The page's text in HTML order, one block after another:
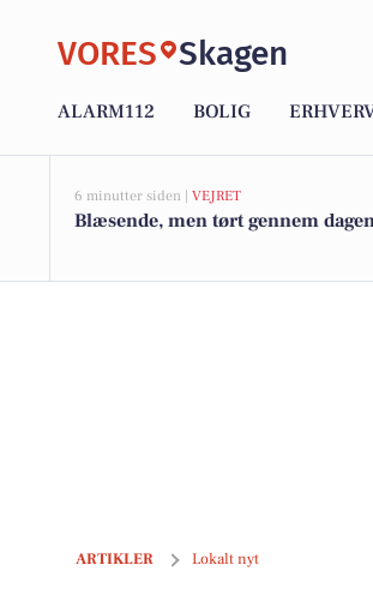
VORES Skagen
ALARM112 BOLIG
6 minutter siden | VEJRET
Blæsende, men tørt gennem
ARTIKLER Lokalt nyt
Midlertidige trafikændringer ved Arena